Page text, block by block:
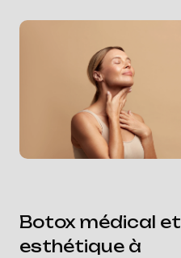
Botox médical et
esthétique à